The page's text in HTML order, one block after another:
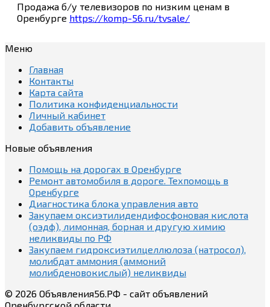
Продажа б/у телевизоров по низким ценам в
Оренбурге https://komp-56.ru/tvsale/
Меню
Главная
Контакты
Карта сайта
Политика конфиденциальности
Личный кабинет
Добавить объявление
Новые объявления
Помощь на дорогах в Оренбурге
Ремонт автомобиля в дороге. Техпомощь в
Оренбурге
Диагностика блока управления авто
Закупаем оксиэтилидендифосфоновая кислота
(оэдф), лимонная, борная и другую химию
неликвиды по РФ
Закупаем гидроксиэтилцеллюлоза (натросол),
молибдат аммония (аммоний
молибденовокислый) неликвиды
© 2026 Объявления56.РФ - сайт объявлений